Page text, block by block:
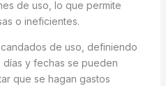
de uso, lo que permite
o ineficientes.
de uso, definiendo
y fechas se pueden
que se hagan gastos